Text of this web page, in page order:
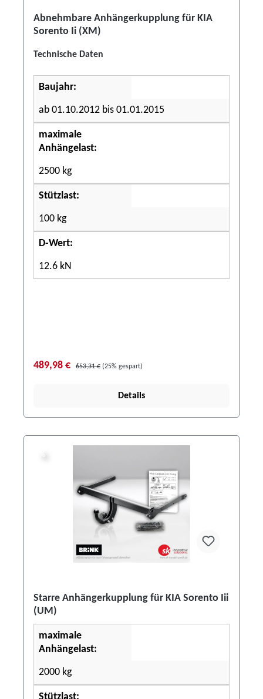
Abnehmbare Anhängerkupplung für KIA
Sorento Ii (XM)
Technische Daten
Baujahr:
ab 01.10.2012 bis 01.01.2015
maximale
Anhängelast:
2500 kg
Stützlast:
100 kg
D-Wert:
12.6 kN
489,98 € 653,31 € (25% gespart)
Details
Starre Anhängerkupplung für KIA Sorento Iii
(UM)
maximale
Anhängelast:
2000 kg